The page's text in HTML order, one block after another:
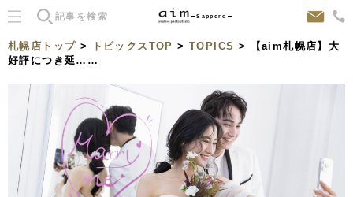
Sapporo
札幌店トップ > トピックスTOP >TOPICS > 【aim札幌店】大
好評につき延……